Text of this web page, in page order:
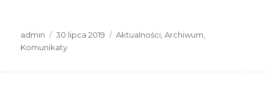
Autor
admin
Data
publikacji
30 lipca 2019 Kategorie
Aktualności ,Archiwum
Komunikaty